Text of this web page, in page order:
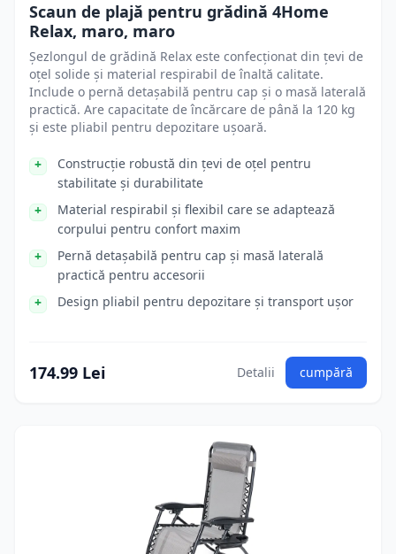
Scaun de plajă pentru grădină 4Home
Relax, maro, maro
Șezlongul de grădină Relax este confecționat din țevi de
oțel solide și material respirabil de înaltă calitate.
Include o pernă detașabilă pentru cap și o masă laterală
practică. Are capacitate de încărcare de până la 120 kg
și este pliabil pentru depozitare ușoară.
Construcție robustă din țevi de oțel pentru
stabilitate și durabilitate
Material respirabil și flexibil care se adaptează
corpului pentru confort maxim
Pernă detașabilă pentru cap și masă laterală
practică pentru accesorii
Design pliabil pentru depozitare și transport ușor
174.99 Lei Detalii cumpără